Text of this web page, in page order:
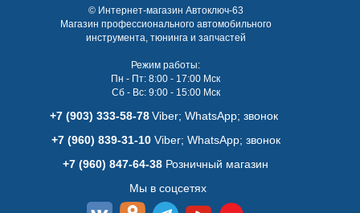
© Интернет-магазин Автоключ-63
Магазин профессионального автомобильного
инструмента, тюнинга и запчастей
Режим работы:
Пн - Пт: 8:00 - 17:00 Мск
Сб - Вс: 9:00 - 15:00 Мск
+7 (903) 333-58-78 Viber; WhatsАpp; звонок
+7 (960) 839-31-10Viber; WhatsАpp; звонок
+7 (960) 847-64-38 Розничный магазин
Мы в соцсетях